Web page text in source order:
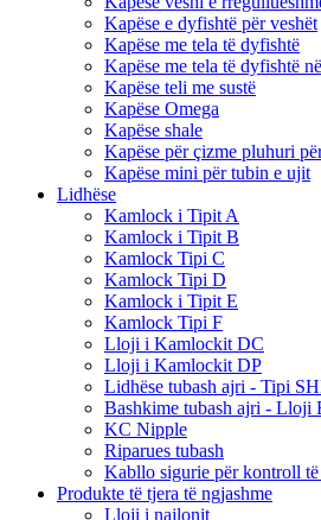
Kapëse e dyfishtë për veshët
Kapëse me tela të dyfishtë
Kapëse me tela të dyfishtë
Kapëse teli me sustë
Kapëse Omega
Kapëse shale
Kapëse për çizme pluhuri
Kapëse mini për tubin e ujit
Lidhëse
Kamlock i Tipit A
Kamlock i Tipit B
Kamlock Tipi C
Kamlock Tipi D
Kamlock i Tipit E
Kamlock Tipi F
Lloji i Kamlockit DC
Lloji i Kamlockit DP
Lidhëse tubash ajri - Tipi
Bashkime tubash ajri -
KC Nipple
Riparues tubash
Kabllo sigurie për kontroll
Produkte të tjera të ngjashme
Lloji i najlonit